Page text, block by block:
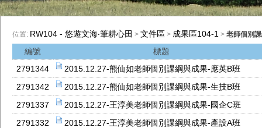
位置: RW104 - 悠遊文海‧筆耕心田 > 文件區 > 成果區104-1 > 老師個別
編號
標題
2791344
2015.12.27-熊仙如老師個別課綱與成果-應英B班
2791342
2015.12.27-熊仙如老師個別課綱與成果-生技B班
2791337
2015.12.27-王淳美老師個別課綱與成果-國企C班
2791332
2015.12.27-王淳美老師個別課綱與成果-產設A班